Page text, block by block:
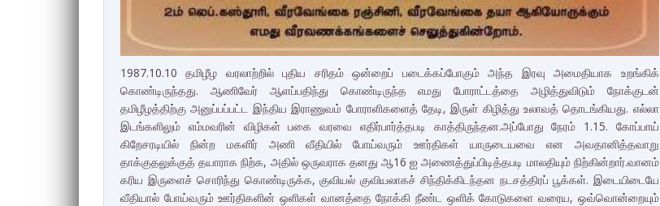
1987.10.10 தமிழீழ வரலாற்றில் புதிய சரிதம் ஒன்றைப் படைக்கப்போகும் அந்த இரவு அமைதியாக உறங்கிக்
கொண்டிருந்தது. ஆணிவேர் ஆளப்பதிந்து கொண்டிருந்த எமது போராட்டத்தை அழித்துவிடும் நோக்குடன்
தமிழீழத்திற்கு அனுப்பப்பட்ட இந்திய இராணுவம் போராளிகளைத் தேடி, இருள் கிழித்து உலாவத் தொடங்கியது. எல்லா
இடங்களிலும் எம்மவரின் விழிகள் பகை வரவை எதிர்பார்த்தபடி காத்திருந்தன.அப்போது நேரம் 1.15. கோப்பாய்
கிறேசரடியில் நின்ற மகளிர் அணி வீதியில் போய்வரும் ஊர்திகள் யாருடையவை என அவதானித்தவாறு
தாக்குதலுக்குத் தயாராக நிற்க, அதில் ஒருவராக தனது ஆ16 ஐ அணைத்துப்பிடித்தபடி மாலதியும் நிற்கின்றார்.வானம்
கரிய இருளைச் சொரிந்து கொண்டிருக்க, குவியல் குவியலாகச் சிந்திக்கிடந்தன நடசத்திரப் பூக்கள். இடையிடையே
வீதியால் போய்வரும் ஊர்திகளின் ஒளிகள் வானத்தை நோக்கி நீண்ட ஒளிக் கோடுகளை வரைய, ஒவ்வொன்றையும்